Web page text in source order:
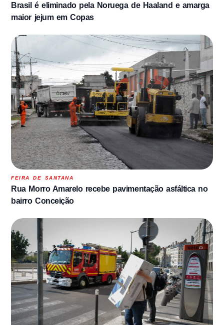
Brasil é eliminado pela Noruega de Haaland e amarga
maior jejum em Copas
FEIRA DE SANTANA
Rua Morro Amarelo recebe pavimentação asfáltica no
bairro Conceição